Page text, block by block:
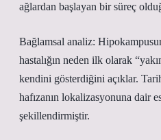
ağlardan başlayan bir süreç
Bağlamsal analiz:
hastalığın neden ilk olarak
kendini gösterdiğini açıklar.
hafızanın lokalizasyonuna dair
şekillendirmiştir.